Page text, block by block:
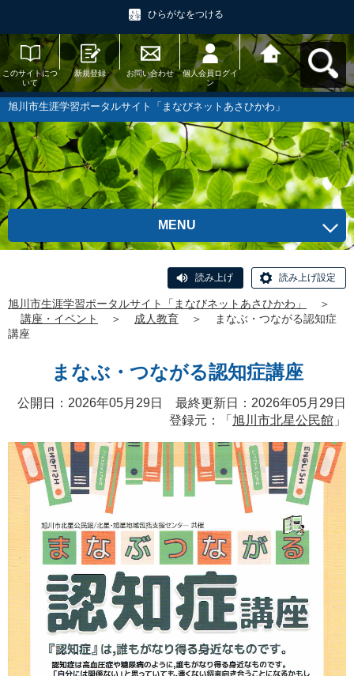
ひらがなをつける
このサイトにつ
いて
新規登録 お問い合わせ
個人会員ログイ
ン
旭川市生涯学習
ポータルサイト
「まなびネット
あさひかわ」へ
戻る
旭川市生涯学習ポータルサイト「まなびネットあさひかわ」
MENU
読み上げ 読み上げ設定
旭川市生涯学習ポータルサイト「まなびネットあさひかわ」
＞
講座・イベント
＞ 成人教育 ＞
まなぶ・つながる認知症
講座
まなぶ・つながる認知症講座
公開日：2026年05月29日 最終更新日：2026年05月29日
登録元：「 旭川市北星公民館 」